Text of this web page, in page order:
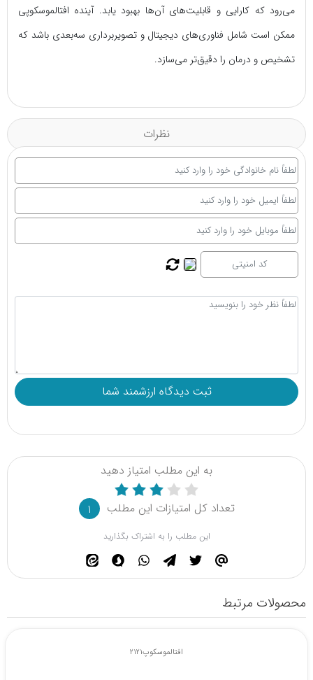
می‌رود که کارایی و قابلیت‌های آن‌ها بهبود یابد. آینده افتالموسکوپی
ممکن است شامل فناوری‌های دیجیتال و تصویربرداری سه‌بعدی باشد که
تشخیص و درمان را دقیق‌تر می‌سازد.
نظرات
به این مطلب امتیاز دهید
تعداد کل امتیازات این مطلب 1
این مطلب را به اشتراک بگذارید
محصولات مرتبط